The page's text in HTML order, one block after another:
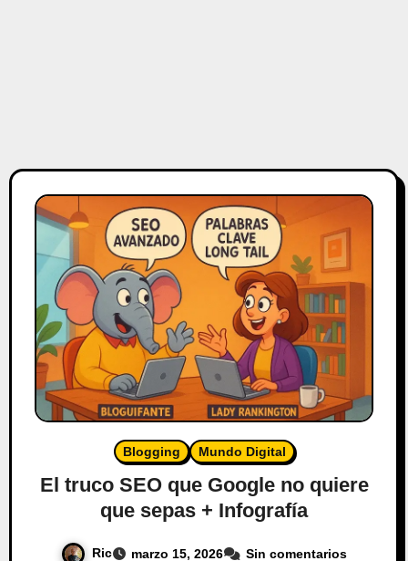
Blogging Mundo Digital
El truco SEO que Google no quiere
que sepas + Infografía
Ric marzo 15, 2026 Sin comentarios